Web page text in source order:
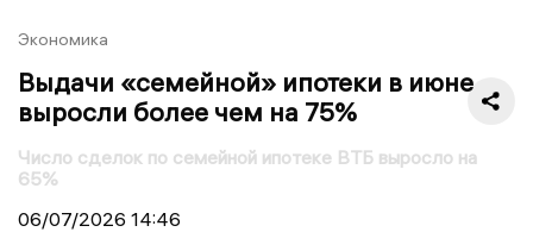
Экономика
Выдачи «семейной» ипотеки в июне
выросли более чем на 75%
Число сделок по семейной ипотеке ВТБ выросло на
65%
06/07/2026 14:46